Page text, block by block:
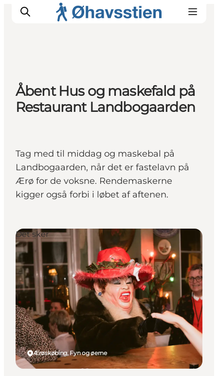
Inspiration
Vandreruter
Planlægning
Åbent Hus og maskefald på
Restaurant Landbogaarden
Tag med til middag og maskebal på
Landbogaarden, når det er fastelavn på
Ærø for de voksne. Rendemaskerne
kigger også forbi i løbet af aftenen.
Ærøskøbing, Fyn og øerne
Det sker